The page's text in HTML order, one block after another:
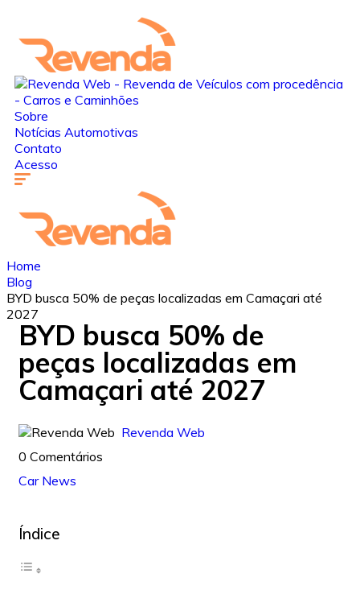
Sobre
Notícias Automotivas
Contato
Acesso
Home
Blog
BYD busca 50% de peças localizadas em Camaçari até
2027
BYD busca 50% de
peças localizadas em
Camaçari até 2027
Revenda Web
0 Comentários
Car News
Índice